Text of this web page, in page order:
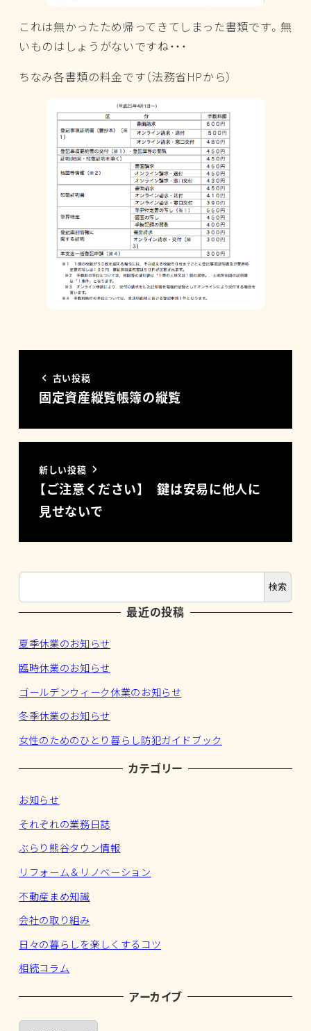
これは無かったため帰ってきてしまった書類です。無
いものはしょうがないですね・・・
ちなみ各書類の料金です（法務省HPから）
古い投稿
固定資産縦覧帳簿の縦覧
新しい投稿
【ご注意ください】 鍵は安易に他人に
見せないで
検索
最近の投稿
夏季休業のお知らせ
臨時休業のお知らせ
ゴールデンウィーク休業のお知らせ
冬季休業のお知らせ
女性のためのひとり暮らし防犯ガイドブック
カテゴリー
お知らせ
それぞれの業務日誌
ぶらり熊谷タウン情報
リフォーム＆リノベーション
不動産まめ知識
会社の取り組み
日々の暮らしを楽しくするコツ
相続コラム
アーカイブ